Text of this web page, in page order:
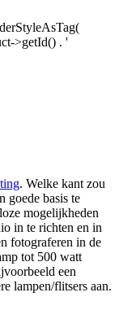
>getId() . '
. Welke kant zou
goede basis te
mogelijkheden
in te richten en in
fotograferen in de
tot 500 watt
een
lampen/flitsers aan.